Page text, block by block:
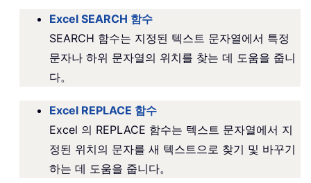
Excel SEARCH 함수
SEARCH 함수는 지정된 텍스트 문자열에서 특정
문자나 하위 문자열의 위치를 찾는 데 도움을 줍니
다。
Excel REPLACE 함수
Excel 의 REPLACE 함수는 텍스트 문자열에서 지
정된 위치의 문자를 새 텍스트으로 찾기 및 바꾸기
하는 데 도움을 줍니다。